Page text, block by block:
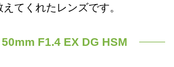
てくれたレンズです。
50mm F1.4 EX DG HSM